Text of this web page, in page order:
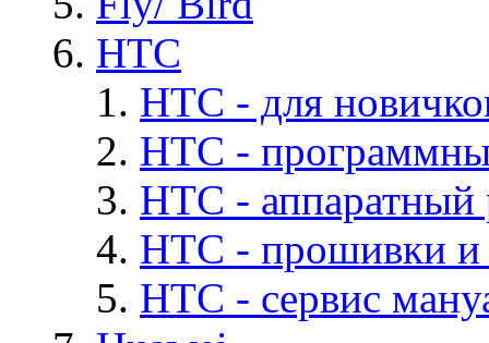
HTC
HTC - для
HTC -
HTC - аппаратный
HTC - прошивки
HTC - cервис